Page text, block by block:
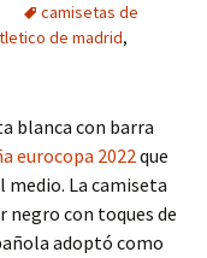
camisetas de
de madrid,
blanca con barra
eurocopa 2022que
La camiseta
negro con toques de
adoptó como